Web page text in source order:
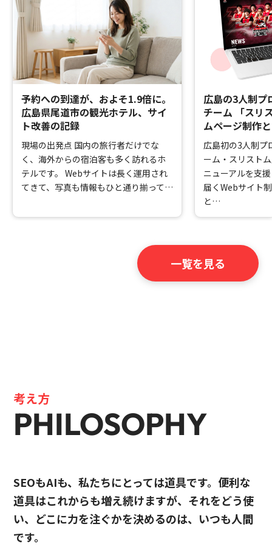
予約への到達が、およそ1.9倍に。
広島県尾道市の観光ホテル、サイ
ト改善の記録
現場の出発点 国内の旅行者だけでな
く、海外からの宿泊客も多く訪れるホ
テルです。 Webサイトは長く運用され
てきて、写真も情報もひと通り揃って…
広島の3人制プ
チーム 「スリ
ムページ制作
広島初の3人制プ
ーム・スリスト
ニューアルを支
届くWebサイト
と…
一覧を見る
考え方
PHILOSOPHY
SEOもAIも、私たちにとっては道具です。便利な
道具はこれからも増え続けますが、それをどう使
い、どこに力を注ぐかを決めるのは、いつも人間
です。